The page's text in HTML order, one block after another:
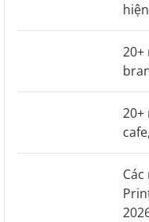
20+
20+